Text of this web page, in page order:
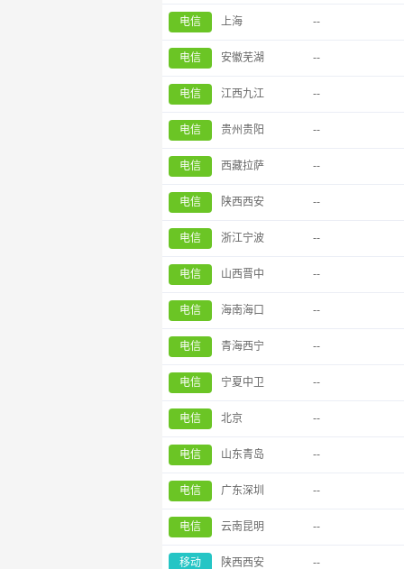
电信 上海 --
电信 安徽芜湖 --
电信 江西九江 --
电信 贵州贵阳 --
电信 西藏拉萨 --
电信 陕西西安 --
电信 浙江宁波 --
电信 山西晋中 --
电信 海南海口 --
电信 青海西宁 --
电信 宁夏中卫 --
电信 北京 --
电信 山东青岛 --
电信 广东深圳 --
电信 云南昆明 --
移动 陕西西安 --